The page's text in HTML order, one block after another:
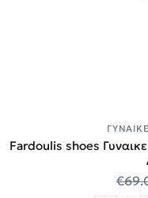
Fardoulis shoes
€